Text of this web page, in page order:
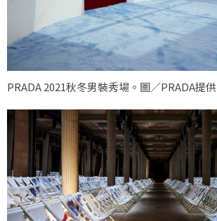
PRADA 2021秋冬男裝秀場。圖／PRADA提供